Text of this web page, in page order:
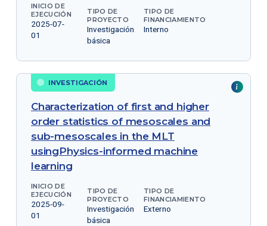
INICIO DE
EJECUCIÓN
2025-07-
01
TIPO DE
PROYECTO
Investigación
básica
TIPO DE
FINANCIAMIENTO
Interno
INVESTIGACIÓN
Characterization of first and higher
order statistics of mesoscales and
sub-mesoscales in the MLT
usingPhysics-informed machine
learning
INICIO DE
EJECUCIÓN
2025-09-
01
TIPO DE
PROYECTO
Investigación
básica
TIPO DE
FINANCIAMIENTO
Externo